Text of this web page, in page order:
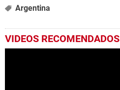
Argentina
VIDEOS RECOMENDADOS